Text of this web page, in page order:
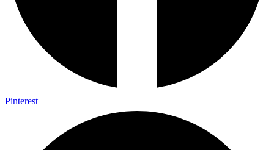
Pinterest